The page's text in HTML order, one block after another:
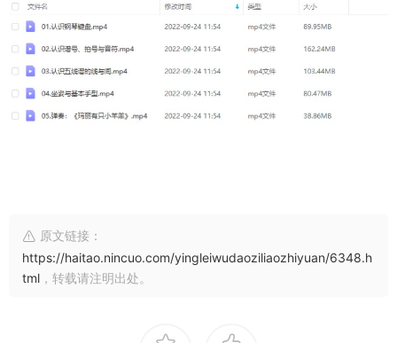
原文链接：
https://haitao.nincuo.com/yingleiwudaoziliaozhiyuan/6348.h
tml ，转载请注明出处。